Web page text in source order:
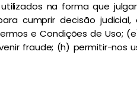
na forma que
cumprir decisão
e Condições de Uso;
fraude; (h) permitir-nos